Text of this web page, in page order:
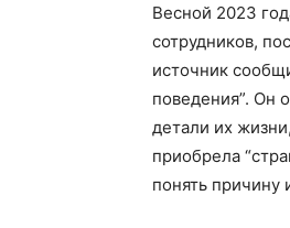
Весной 2023
сотрудников,
источник
поведения”. Он
детали их
приобрела
понять причину